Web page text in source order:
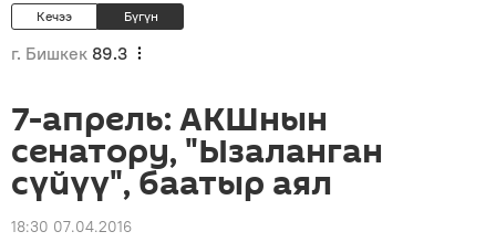
Кечээ Бүгүн
г. Бишкек 89.3
7-апрель: АКШнын
сенатору, "Ызаланган
сүйүү", баатыр аял
18:30 07.04.2016